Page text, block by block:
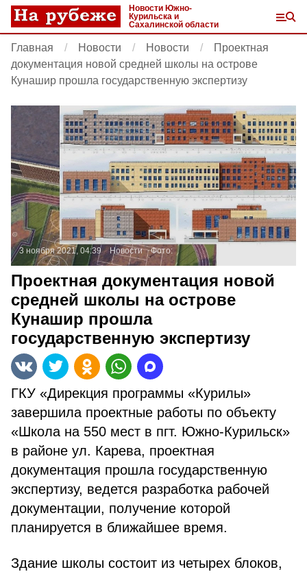
Новости Южно-
Курильска и
Сахалинской области
Главная Новости Новости
Проектная
документация новой средней школы на острове
Кунашир прошла государственную экспертизу
3 ноября 2021, 04:39 Новости Фото:
Проектная документация новой
средней школы на острове
Кунашир прошла
государственную экспертизу
ГКУ «Дирекция программы «Курилы»
завершила проектные работы по объекту
«Школа на 550 мест в пгт. Южно-Курильск»
в районе ул. Карева, проектная
документация прошла государственную
экспертизу, ведется разработка рабочей
документации, получение которой
планируется в ближайшее время.
Здание школы состоит из четырех блоков,